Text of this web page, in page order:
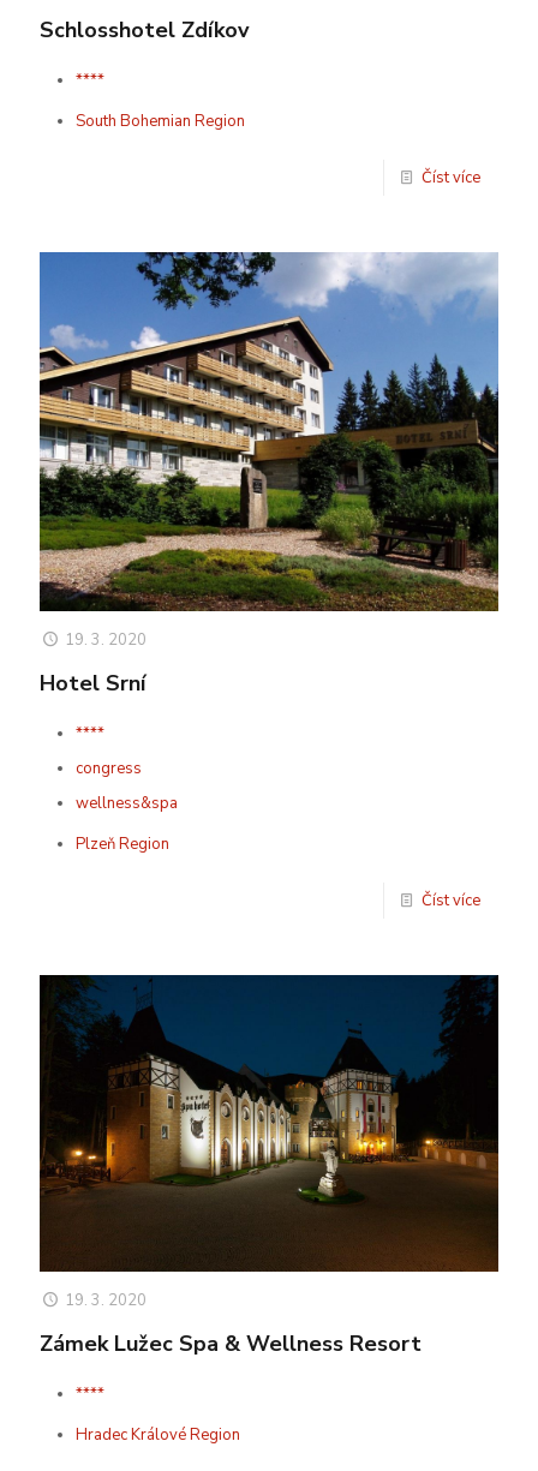
Schlosshotel Zdíkov
****
South Bohemian Region
Číst více
19. 3. 2020
Hotel Srní
****
congress
wellness&spa
Plzeň Region
Číst více
19. 3. 2020
Zámek Lužec Spa & Wellness Resort
****
Hradec Králové Region